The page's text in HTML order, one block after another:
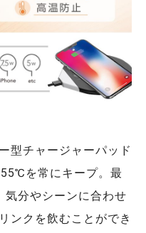
型チャージャーパッド
を常にキープ。最
気分やシーンに合わせ
ンクを飲むことができ